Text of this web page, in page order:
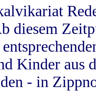
diesem
Kinder aus
- in